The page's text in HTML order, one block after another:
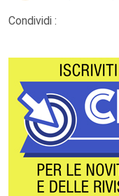
Condividi :